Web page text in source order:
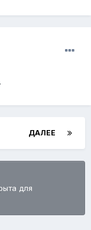
ДАЛЕЕ
для